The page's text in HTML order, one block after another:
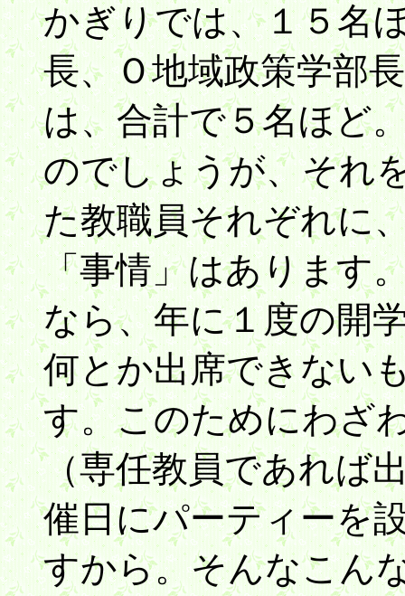
かぎりでは、１５名
長、Ｏ地域政策学部
は、合計で５名ほど
のでしょうが、それ
た教職員それぞれに
「事情」はあります
なら、年に１度の開
何とか出席できない
す。このためにわざ
（専任教員であれば
催日にパーティーを
すから。そんなこん